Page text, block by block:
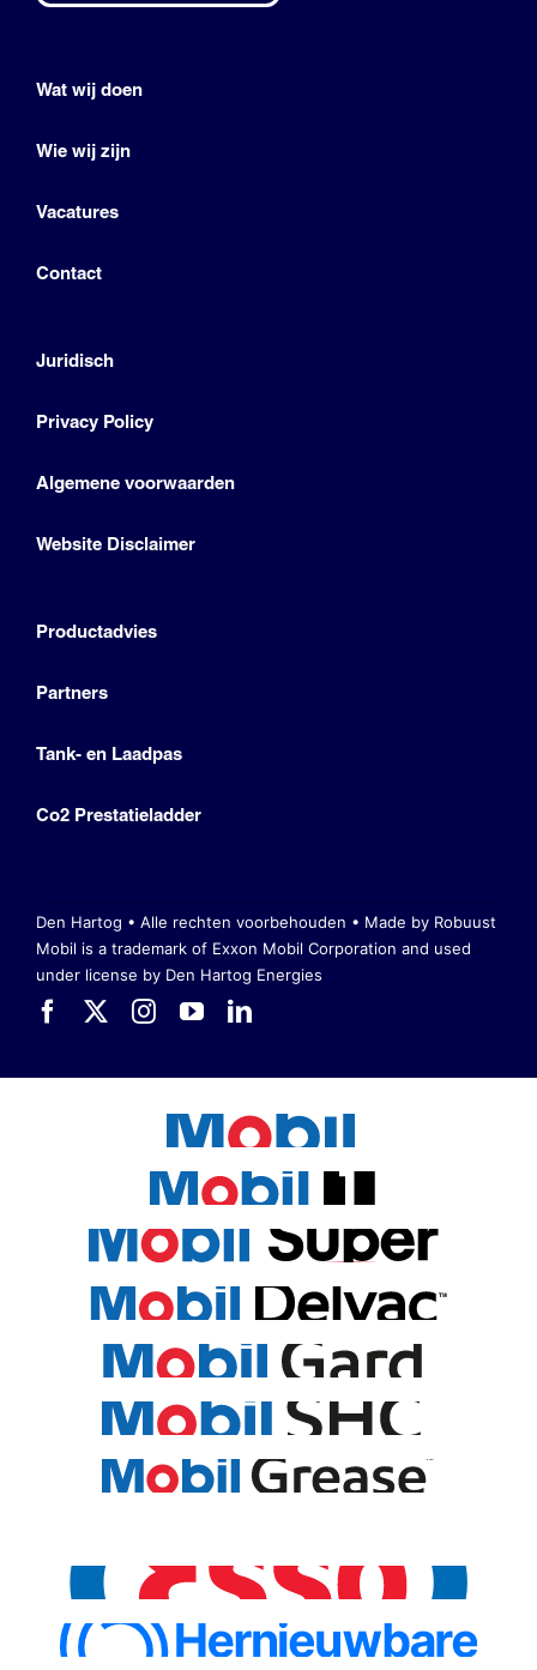
Wat wij doen
Wie wij zijn
Vacatures
Contact
Juridisch
Privacy Policy
Algemene voorwaarden
Website Disclaimer
Productadvies
Partners
Tank- en Laadpas
Co2 Prestatieladder
Den Hartog • Alle rechten voorbehouden • Made by Robuust
Mobil is a trademark of Exxon Mobil Corporation and used
under license by Den Hartog Energies